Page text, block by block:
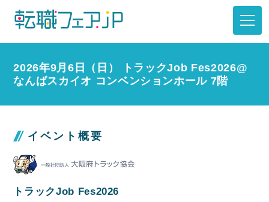
2026年9月6日（日） トラックJob Fes2026@
なんばスカイオ コンベンションホール 7階
イベント概要
トラックJob Fes2026